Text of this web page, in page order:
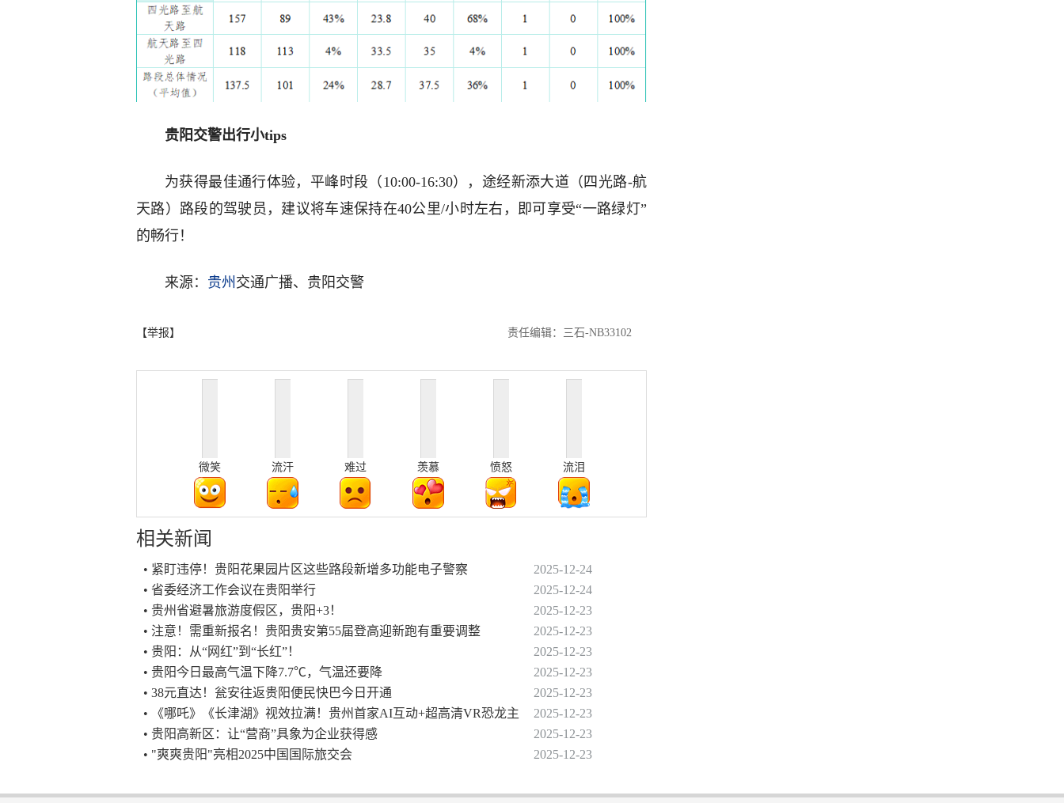
贵阳交警出行小tips
为获得最佳通行体验，平峰时段（10:00-16:30），途经新添大道（四光路-航
天路）路段的驾驶员，建议将车速保持在40公里/小时左右，即可享受“一路绿灯”
的畅行！
来源： 贵州 交通广播、贵阳交警
【举报】 责任编辑：三石-NB33102
微笑 流汗 难过 羡慕 愤怒 流泪
相关新闻
• 紧盯违停！贵阳花果园片区这些路段新增多功能电子警察
2025-12-24
• 省委经济工作会议在贵阳举行
2025-12-24
• 贵州省避暑旅游度假区，贵阳+3！
2025-12-23
• 注意！需重新报名！贵阳贵安第55届登高迎新跑有重要调整
2025-12-23
• 贵阳：从“网红”到“长红”！
2025-12-23
• 贵阳今日最高气温下降7.7℃，气温还要降
2025-12-23
• 38元直达！瓮安往返贵阳便民快巴今日开通
2025-12-23
• 《哪吒》《长津湖》视效拉满！贵州首家AI互动+超高清VR恐龙主
2025-12-23
• 贵阳高新区：让“营商”具象为企业获得感
2025-12-23
• "爽爽贵阳"亮相2025中国国际旅交会
2025-12-23